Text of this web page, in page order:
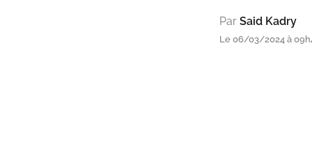
Par Said Kadry
Le 06/03/2024 à